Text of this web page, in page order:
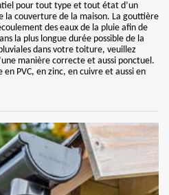
pour tout type et tout état d’un
la couverture de la maison. La gouttière
des eaux de la pluie afin de
la plus longue durée possible de la
dans votre toiture, veuillez
manière correcte et aussi ponctuel.
PVC, en zinc, en cuivre et aussi en